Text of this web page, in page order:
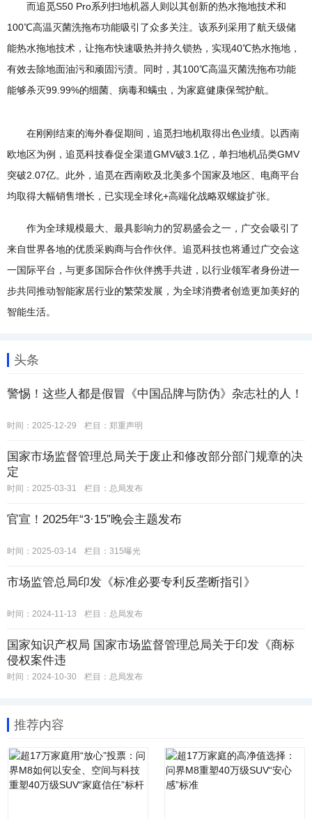
而追觅S50 Pro系列扫地机器人则以其创新的热水拖地技术和
100℃高温灭菌洗拖布功能吸引了众多关注。该系列采用了航天级储
能热水拖地技术，让拖布快速吸热并持久锁热，实现40℃热水拖地，
有效去除地面油污和顽固污渍。同时，其100℃高温灭菌洗拖布功能
能够杀灭99.99%的细菌、病毒和螨虫，为家庭健康保驾护航。
在刚刚结束的海外春促期间，追觅扫地机取得出色业绩。以西南
欧地区为例，追觅科技春促全渠道GMV破3.1亿，单扫地机品类GMV
突破2.07亿。此外，追觅在西南欧及北美多个国家及地区、电商平台
均取得大幅销售增长，已实现全球化+高端化战略双螺旋扩张。
作为全球规模最大、最具影响力的贸易盛会之一，广交会吸引了
来自世界各地的优质采购商与合作伙伴。追觅科技也将通过广交会这
一国际平台，与更多国际合作伙伴携手共进，以行业领军者身份进一
步共同推动智能家居行业的繁荣发展，为全球消费者创造更加美好的
智能生活。
头条
警惕！这些人都是假冒《中国品牌与防伪》杂志社的人！
时间：2025-12-29 栏目： 郑重声明
国家市场监督管理总局关于废止和修改部分部门规章的决
定
时间：2025-03-31 栏目： 总局发布
官宣！2025年“3·15”晚会主题发布
时间：2025-03-14 栏目： 315曝光
市场监管总局印发《标准必要专利反垄断指引》
时间：2024-11-13 栏目： 总局发布
国家知识产权局 国家市场监督管理总局关于印发《商标
侵权案件违
时间：2024-10-30 栏目： 总局发布
推荐内容